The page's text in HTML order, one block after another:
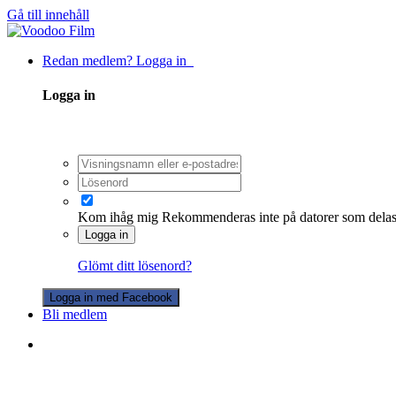
Gå till innehåll
Redan medlem? Logga in
Logga in
Kom ihåg mig Rekommenderas inte på datorer som
Logga in
Glömt ditt lösenord?
Logga in med Facebook
Bli medlem